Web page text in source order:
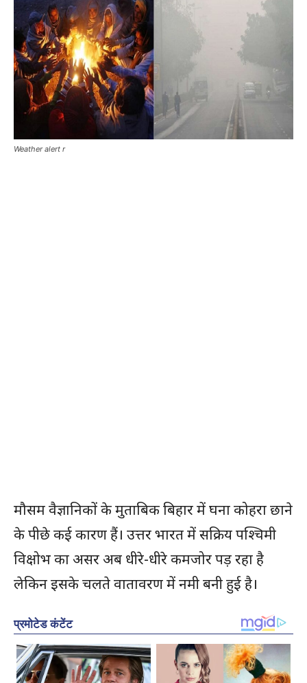
Weather alert r
मौसम वैज्ञानिकों के मुताबिक बिहार में घना कोहरा छाने
के पीछे कई कारण हैं। उत्तर भारत में सक्रिय पश्चिमी
विक्षोभ का असर अब धीरे-धीरे कमजोर पड़ रहा है
लेकिन इसके चलते वातावरण में नमी बनी हुई है।